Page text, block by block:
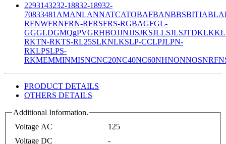
2293143232-18832-18932-
70833481 AMANLANNATCATOBAFBANBBSBITIABLA
RFNWFRNFRN-RFRSFRS-RGBAGFGL-
GGGLDGMQgPVGRHBOJJNJJSJKSJLLSJLSJTDKLK
RKTN-RKTS-RL25SLKNLKSLP-CCLPJLPN-
RKLPSLPS-
RKMEMMINMISNCNC20NC40NC60NHNONNOSNRF
PRODUCT DETAILS
OTHERS DETAILS
Additional Information.
Voltage AC
125
Voltage DC
-